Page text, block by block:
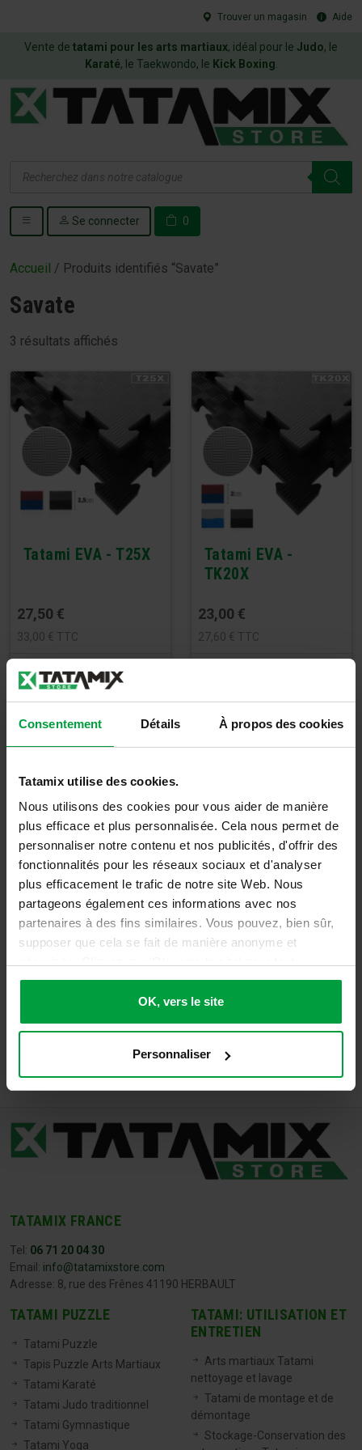
Consentement Détails À propos des cookies
Tatamix utilise des cookies.
Nous utilisons des cookies pour vous aider de manière
plus efficace et plus personnalisée. Cela nous permet de
personnaliser notre contenu et nos publicités, d'offrir des
fonctionnalités pour les réseaux sociaux et d'analyser
plus efficacement le trafic de notre site Web. Nous
partageons également ces informations avec nos
partenaires à des fins similaires. Vous pouvez, bien sûr,
supposer que cela se fait de manière anonyme et
accepter ou ajustez manuellement vos préférences.
OK, vers le site
Personnaliser
Trouver un magasin Aide
Vente de tatami pour les arts martiaux, idéal pour le Judo, le
Karaté, le Taekwondo, le Kick Boxing
de
Se connecter 0
Accueil / Produits identifiés “Savate”
Savate
3 résultats affichés
Tatami EVA - T25X
27,50 €
33,00 € TTC
Détails
Tatami EVA -
TK20X
23,00 €
27,60 € TTC
Tatami EVA TJ25X
26,67€
32,00€TTC
TATAMIX FRANCE
Tel: 06 71 20 04 30
Email: info@tatamixstore.com
Adresse: 8, rue des Frênes 41190 HERBAULT
TATAMI PUZZLE
Tatami Puzzle
Tapis Puzzle Arts Martiaux
Tatami Karaté
Tatami Judo traditionnel
Tatami Gymnastique
Tatami Yoga
TATAMI: UTILISATION ET
ENTRETIEN
Arts martiaux Tatami
nettoyage et lavage
Tatami de montage et de
démontage
Stockage-Conservation des